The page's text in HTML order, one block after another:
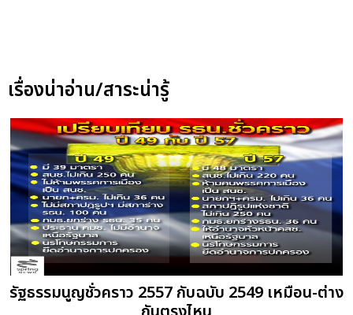
เรื่องน่าอ่าน/สาระน่ารู้
รัฐธรรมนูญชั่วคราว 2557 กับฉบับ 2549 เหมือน-ต่าง